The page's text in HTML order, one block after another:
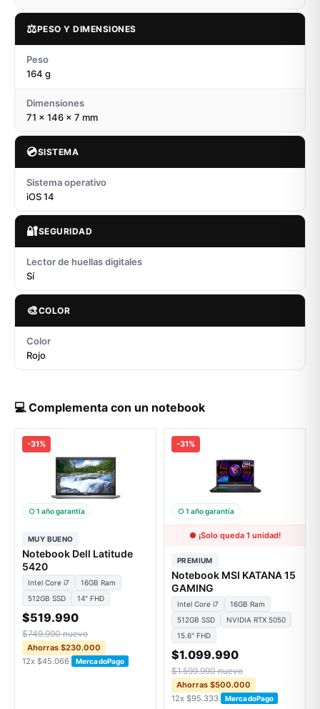
⚖️PESO Y DIMENSIONES
Peso
164 g
Dimensiones
71 x 146 x 7 mm
💿SISTEMA
Sistema operativo
iOS 14
🔐SEGURIDAD
Lector de huellas digitales
Sí
🎨COLOR
Color
Rojo
💻 Complementa con un notebook
-31%
○ 1 año garantía
MUY BUENO
Notebook Dell Latitude
5420
Intel Core i7
16GB Ram
512GB SSD
14" FHD
$519.990
$749.990 nuevo
Ahorras $230.000
12x $45.066
MercadoPago
-31%
○ 1 año garantía
● ¡Solo queda 1 unidad!
PREMIUM
Notebook MSI KATANA 15
GAMING
Intel Core i7
16GB Ram
512GB SSD
NVIDIA RTX 5050
15.6" FHD
$1.099.990
$1.599.990 nuevo
Ahorras $500.000
12x $95.333
MercadoPago